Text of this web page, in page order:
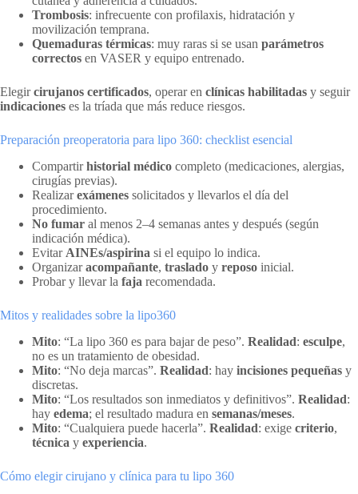
Trombosis: infrecuente con profilaxis, hidratación y
movilización temprana.
Quemaduras térmicas: muy raras si se usan parámetros
correctos en VASER y equipo entrenado.
Elegircirujanos certificados, operar en clínicas habilitadas y seguir
indicaciones es la tríada que más reduce riesgos.
Preparación preoperatoria para lipo 360: checklist esencial
Compartirhistorial médico completo (medicaciones, alergias,
cirugías previas).
Realizarexámenes solicitados y llevarlos el día del
procedimiento.
No fumar al menos 2–4 semanas antes y después (según
indicación médica).
Evitar AINEs/aspirina si el equipo lo indica.
Organizaracompañante, traslado y reposo inicial.
Probar y llevar la faja recomendada.
Mitos y realidades sobre la lipo360
Mito: “La lipo 360 es para bajar de peso”. Realidad: esculpe,
no es un tratamiento de obesidad.
Mito: “No deja marcas”. Realidad: hay incisiones pequeñas y
discretas.
Mito: “Los resultados son inmediatos y definitivos”. Realidad:
hay edema; el resultado madura en semanas/meses.
Mito: “Cualquiera puede hacerla”. Realidad: exige criterio,
técnica y experiencia.
Cómo elegir cirujano y clínica para tu lipo 360